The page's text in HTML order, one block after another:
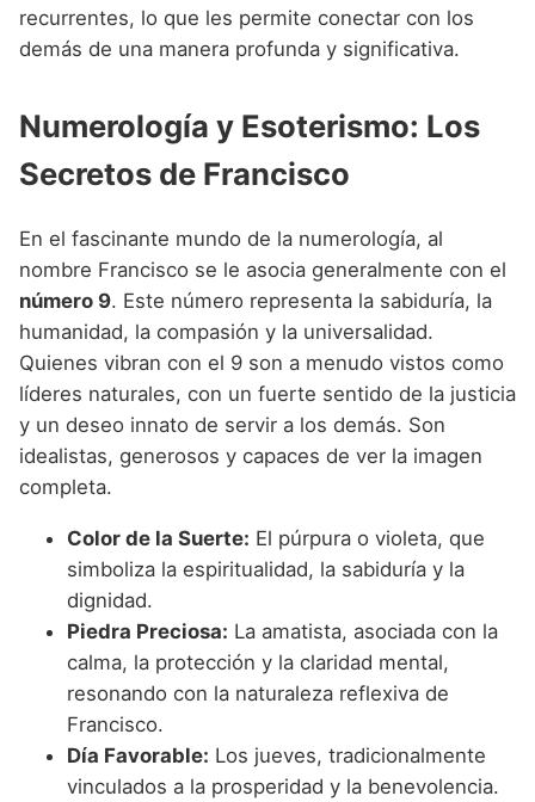
recurrentes, lo que les permite conectar con los
demás de una manera profunda y significativa.
Numerología y Esoterismo: Los
Secretos de Francisco
En el fascinante mundo de la numerología, al
nombre Francisco se le asocia generalmente con el
número 9. Este número representa la sabiduría, la
humanidad, la compasión y la universalidad.
Quienes vibran con el 9 son a menudo vistos como
líderes naturales, con un fuerte sentido de la justicia
y un deseo innato de servir a los demás. Son
idealistas, generosos y capaces de ver la imagen
completa.
Color de la Suerte: El púrpura o violeta, que
simboliza la espiritualidad, la sabiduría y la
dignidad.
Piedra Preciosa: La amatista, asociada con la
calma, la protección y la claridad mental,
resonando con la naturaleza reflexiva de
Francisco.
Día Favorable: Los jueves, tradicionalmente
vinculados a la prosperidad y la benevolencia.